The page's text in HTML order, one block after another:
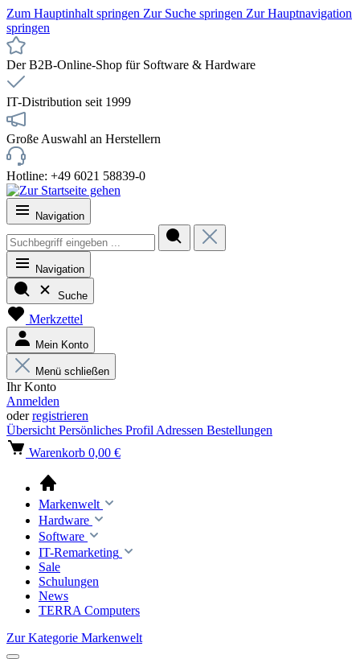
Zum Hauptinhalt springen Zur Suche springen Zur Hauptnavigation
springen
Der B2B-Online-Shop für Software & Hardware
IT-Distribution seit 1999
Große Auswahl an Herstellern
Hotline: +49 6021 58839-0
Navigation
Navigation
Suche
Merkzettel
Mein Konto
Menü schließen
Ihr Konto
Anmelden
oderregistrieren
Übersicht Persönliches Profil Adressen Bestellungen
Warenkorb 0,00 €
Markenwelt
Hardware
Software
IT-Remarketing
Sale
Schulungen
News
TERRA Computers
Zur Kategorie Markenwelt